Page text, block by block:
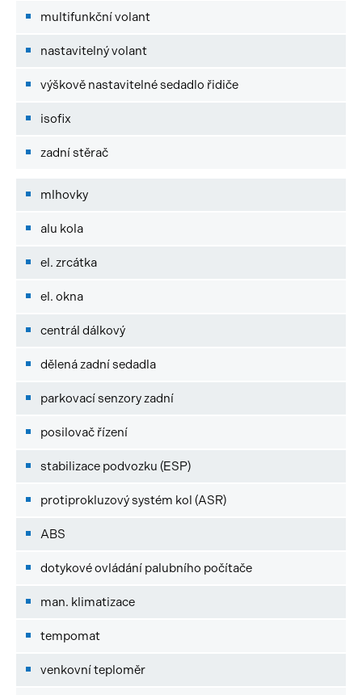
multifunkční volant
nastavitelný volant
výškově nastavitelné sedadlo řidiče
isofix
zadní stěrač
mlhovky
alu kola
el. zrcátka
el. okna
centrál dálkový
dělená zadní sedadla
parkovací senzory zadní
posilovač řízení
stabilizace podvozku (ESP)
protiprokluzový systém kol (ASR)
ABS
dotykové ovládání palubního počítače
man. klimatizace
tempomat
venkovní teploměr